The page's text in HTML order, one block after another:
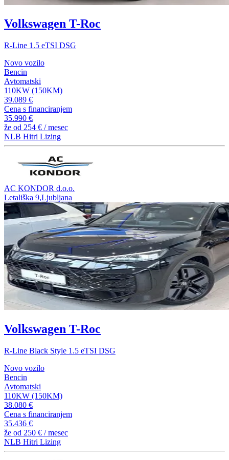
Volkswagen T-Roc
R-Line 1.5 eTSI DSG
Novo vozilo
Bencin
Avtomatski
110KW (150KM)
39.089 €
Cena s financiranjem
35.990 €
že od 254 € / mesec
NLB Hitri Lizing
AC KONDOR d.o.o.
Letališka 9,Ljubljana
Volkswagen T-Roc
R-Line Black Style 1.5 eTSI DSG
Novo vozilo
Bencin
Avtomatski
110KW (150KM)
38.080 €
Cena s financiranjem
35.436 €
že od 250 € / mesec
NLB Hitri Lizing